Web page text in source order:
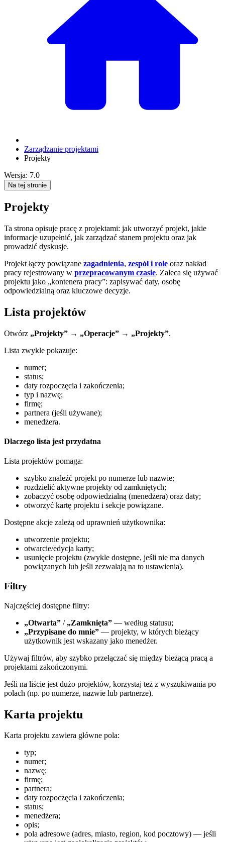
Zarządzanie projektami
Projekty
Wersja: 7.0
Na tej stronie
Projekty
Ta strona opisuje pracę z projektami: jak utworzyć projekt, jakie
informacje uzupełnić, jak zarządzać stanem projektu oraz jak
prowadzić dyskusje.
Projekt łączy powiązane zagadnienia, zespół i role oraz nakład
pracy rejestrowany w przepracowanym czasie. Zaleca się używać
projektu jako „kontenera pracy”: zapisywać daty, osobę
odpowiedzialną oraz kluczowe decyzje.
Lista projektów
Otwórz „Projekty” → „Operacje” → „Projekty”.
Lista zwykle pokazuje:
numer;
status;
daty rozpoczęcia i zakończenia;
typ i nazwę;
firmę;
partnera (jeśli używane);
menedżera.
Dlaczego lista jest przydatna
Lista projektów pomaga:
szybko znaleźć projekt po numerze lub nazwie;
rozdzielić aktywne projekty od zamkniętych;
zobaczyć osobę odpowiedzialną (menedżera) oraz daty;
otworzyć kartę projektu i sekcje powiązane.
Dostępne akcje zależą od uprawnień użytkownika:
utworzenie projektu;
otwarcie/edycja karty;
usunięcie projektu (zwykle dostępne, jeśli nie ma danych
powiązanych lub jeśli zezwalają na to ustawienia).
Filtry
Najczęściej dostępne filtry:
„Otwarta” / „Zamknięta” — według statusu;
„Przypisane do mnie” — projekty, w których bieżący
użytkownik jest wskazany jako menedżer.
Używaj filtrów, aby szybko przełączać się między bieżącą pracą a
projektami zakończonymi.
Jeśli na liście jest dużo projektów, korzystaj też z wyszukiwania po
polach (np. po numerze, nazwie lub partnerze).
Karta projektu
Karta projektu zawiera główne pola:
typ;
numer;
nazwę;
firmę;
partnera;
daty rozpoczęcia i zakończenia;
status;
menedżera;
opis;
pola adresowe (adres, miasto, region, kod pocztowy) — jeśli